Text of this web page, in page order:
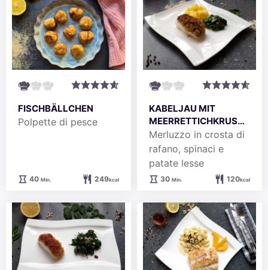
FISCHBÄLLCHEN
Polpette di pesce
40Minuten
Min. 249kcal
KABELJAU MIT
MEERRETTICHKRUSTE
, BLATTSPINAT &
SALZKARTOFFELN
Merluzzo in crosta di
rafano, spinaci e
patate lesse
30Minuten
Min. 120kcal